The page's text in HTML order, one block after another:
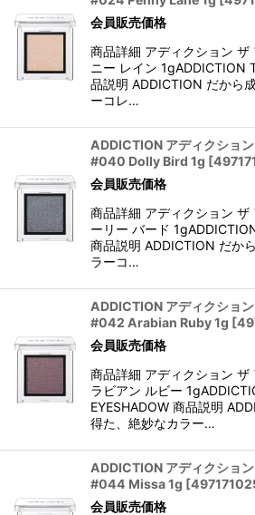
会員販売価格
商品詳細 アディクション
ニー レイン 1gADDICTION
品説明 ADDICTION だから
ーコレ…
ADDICTION アディクショ
#040 Dolly Bird 1g [
会員販売価格
商品詳細 アディクション
ーリー バード
商品説明 ADDICTION だか
ラーコ…
ADDICTION アディクショ
#042 Arabian Ruby 1g [
会員販売価格
商品詳細 アディクション
ラビアン ルビー
EYESHADOW 商品説明
得た、絶妙なカラー…
ADDICTION アディクショ
#044 Missa 1g [
会員販売価格